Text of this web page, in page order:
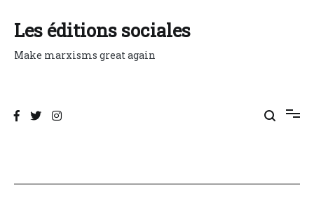
contenu
Les éditions sociales
Make marxisms great again